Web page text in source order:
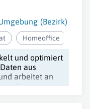
(Bezirk)
Homeoffice
und optimiert
aus
arbeitet an